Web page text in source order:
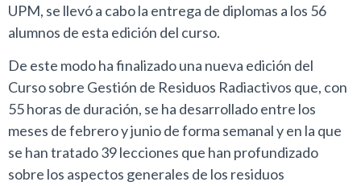
UPM, se llevó a cabo la entrega de diplomas a los 56
alumnos de esta edición del curso.
De este modo ha finalizado una nueva edición del
Curso sobre Gestión de Residuos Radiactivos que, con
55 horas de duración, se ha desarrollado entre los
meses de febrero y junio de forma semanal y en la que
se han tratado 39 lecciones que han profundizado
sobre los aspectos generales de los residuos